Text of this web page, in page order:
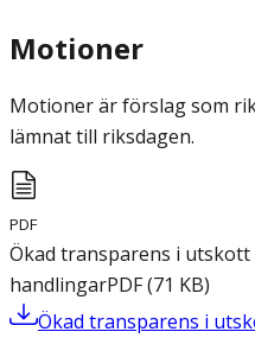
Motioner
Motioner är förslag som
lämnat till riksdagen.
PDF
Ökad transparens i
handlingarPDF(71 KB)
Ökad transparens i